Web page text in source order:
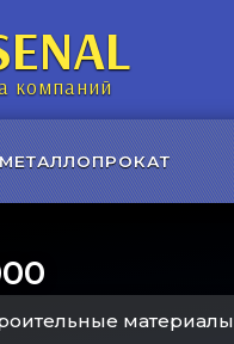
компаний
МЕТАЛЛОПРОКАТ
материалы